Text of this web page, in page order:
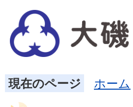
現在のページ ホーム